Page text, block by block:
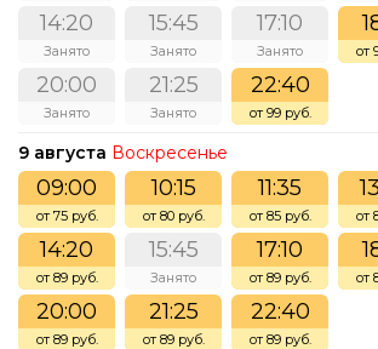
14:20
Занято
15:45
Занято
17:10
Занято от
20:00
Занято
21:25
Занято
22:40
от 99 руб.
9 августа Воскресенье
09:00
от 75 руб.
10:15
от 80 руб.
11:35
от 85 руб. от
14:20
от 89 руб.
15:45
Занято
17:10
от 89 руб. от
20:00
от 89 руб.
21:25
от 89 руб.
22:40
от 89 руб.